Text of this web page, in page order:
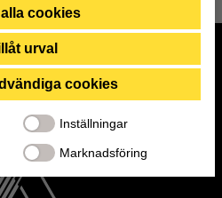
vara svårt eller omöjligt för dig att hävda
myndigheterna har fått
och marknadsförings-cookies
till att data överförs till tredje land.
cookies
urval
cookies
Inställningar
Marknadsföring